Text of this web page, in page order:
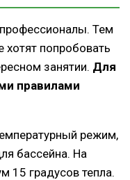
Тем
попробовать
занятии. Для
правилами
режим,
бассейна. На
15 градусов тепла.